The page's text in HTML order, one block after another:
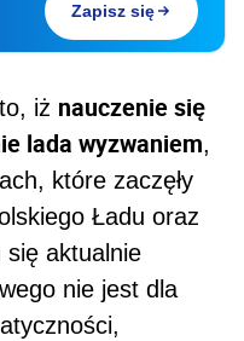
Zapisz się
iż nauczenie się
lada wyzwaniem,
które zaczęły
Ładu oraz
się aktualnie
nie jest dla